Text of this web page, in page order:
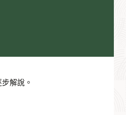
解說。